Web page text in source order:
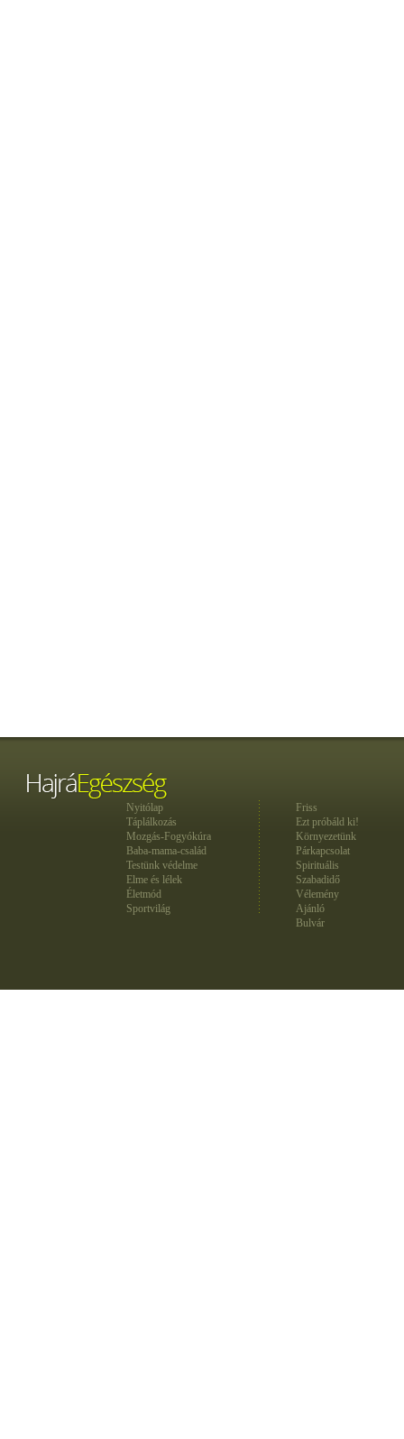
Nyitólap
Táplálkozás
Mozgás-Fogyókúra
Baba-mama-család
Testünk védelme
Elme és lélek
Életmód
Sportvilág
Friss
Ezt próbáld ki!
Környezetünk
Párkapcsolat
Spirituális
Szabadidő
Vélemény
Ajánló
Bulvár